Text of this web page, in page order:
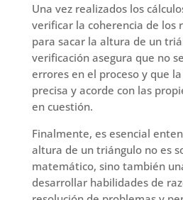
Una vez realizados los
verificar la coherencia de los
para sacar la altura de un
verificación asegura que no
errores en el proceso y que
precisa y acorde con las
en cuestión.
Finalmente, es esencial
altura de un triángulo no es
matemático, sino también
desarrollar habilidades de